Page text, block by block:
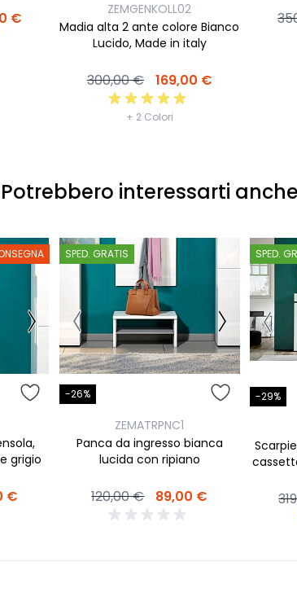
€
ZEMGENKOLL02
Madia alta 2 ante colore Bianco
Lucido, Made in italy
300,00 € 169,00 €
+ 2 Colori
Potrebbero interessarti anche
grigio
€
SPED. GRATIS
-26%
ZEMATRPNC1
Panca da ingresso bianca
lucida con ripiano
120,00 € 89,00 €
SPED.
-29%